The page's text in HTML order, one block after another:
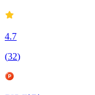
4.7
(32)